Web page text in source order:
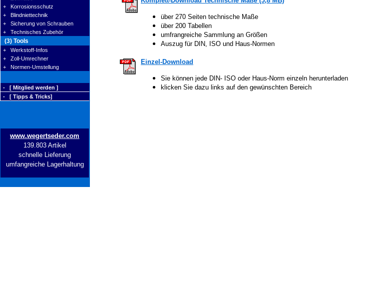
+ Korrosionsschutz
+ Blindniettechnik
+ Sicherung von Schrauben
+ Technisches Zubehör
(3) Tools
+ Werkstoff-Infos
+ Zoll-Umrechner
+ Normen-Umstellung
- [ Mitglied werden ]
- [ Tipps & Tricks]
www.wegertseder.com
139.803 Artikel
schnelle Lieferung
umfangreiche Lagerhaltung
über 270 Seiten technische Maße
über 200 Tabellen
umfrangreiche Sammlung an Größen
Auszug für DIN, ISO und Haus-Normen
Einzel-Download
Sie können jede DIN- ISO oder Haus-Norm einzeln herunterladen
klicken Sie dazu links auf den gewünschten Bereich